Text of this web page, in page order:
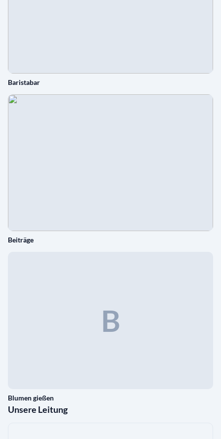
Baristabar
Beiträge
B
Blumen gießen
Unsere Leitung